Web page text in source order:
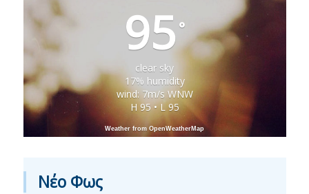
95 °
clear sky
17% humidity
wind: 7m/s WNW
H 95 • L 95
Weather from OpenWeatherMap
Νέο Φως